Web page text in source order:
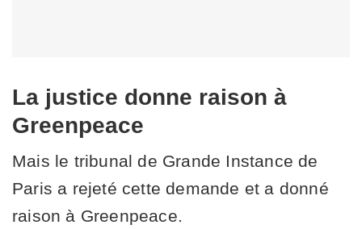
La justice donne raison à
Greenpeace
Mais le tribunal de Grande Instance de
Paris a rejeté cette demande et a donné
raison à Greenpeace.